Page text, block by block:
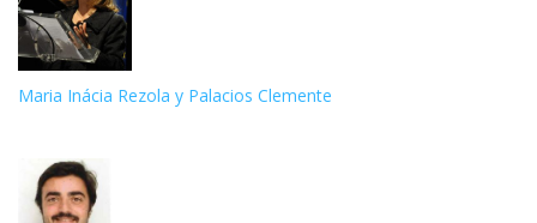
Maria Inácia Rezola y Palacios Clemente